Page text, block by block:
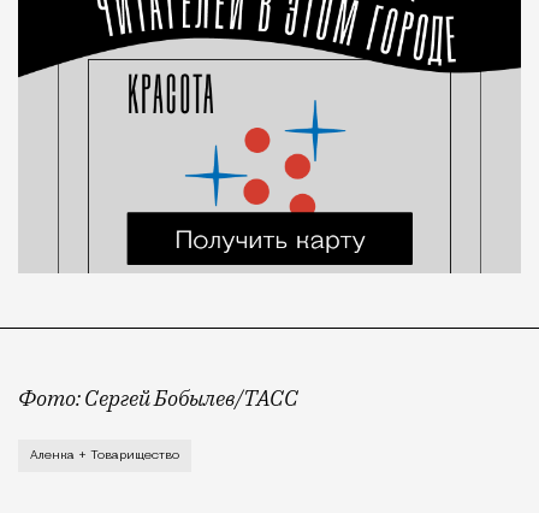
Фото: Сергей Бобылев/ТАСС
Холдинг «Объединенные кондитеры»,
Аленка + Товарищество